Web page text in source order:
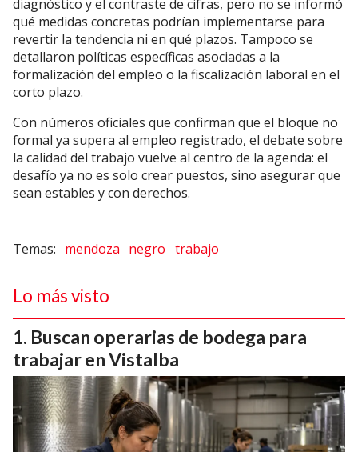
diagnóstico y el contraste de cifras, pero no se informó
qué medidas concretas podrían implementarse para
revertir la tendencia ni en qué plazos. Tampoco se
detallaron políticas específicas asociadas a la
formalización del empleo o la fiscalización laboral en el
corto plazo.
Con números oficiales que confirman que el bloque no
formal ya supera al empleo registrado, el debate sobre
la calidad del trabajo vuelve al centro de la agenda: el
desafío ya no es solo crear puestos, sino asegurar que
sean estables y con derechos.
mendoza negro trabajo
Lo más visto
Buscan operarias de bodega para
trabajar en Vistalba